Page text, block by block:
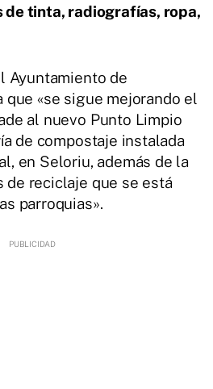
de tinta, radiografías, ropa,
Ayuntamiento de
«se sigue mejorando el
al nuevo Punto Limpio
de compostaje instalada
en Seloriu, además de la
de reciclaje que se está
parroquias».